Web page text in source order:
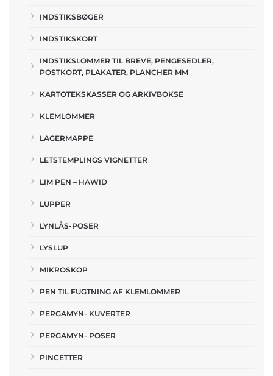
INDSTIKSBØGER
INDSTIKSKORT
INDSTIKSLOMMER TIL BREVE, PENGESEDLER,
POSTKORT, PLAKATER, PLANCHER MM
KARTOTEKSKASSER OG ARKIVBOKSE
KLEMLOMMER
LAGERMAPPE
LETSTEMPLINGS VIGNETTER
LIM PEN – HAWID
LUPPER
LYNLÅS-POSER
LYSLUP
MIKROSKOP
PEN TIL FUGTNING AF KLEMLOMMER
PERGAMYN- KUVERTER
PERGAMYN- POSER
PINCETTER